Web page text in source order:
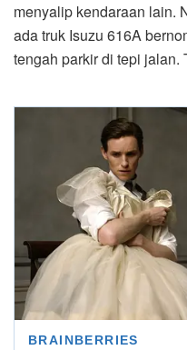
menyalip kendaraan lain.
ada truk Isuzu 616A
tengah parkir di tepi jalan.